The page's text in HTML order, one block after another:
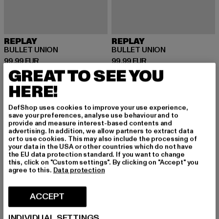
REPLAY
BULLET UNION
99,99 EUR
Ajankohtainen hinta: 99,99 EUR
REPLAY
BULLET UNION
99,99 EUR
Ajankohtainen hinta: 99,99 EUR
UUSI
GREAT TO SEE YOU
HERE!
DefShop uses cookies to improve your use experience,
save your preferences, analyse use behaviour and to
provide and measure interest-based contents and
advertising. In addition, we allow partners to extract data
or to use cookies. This may also include the processing of
your data in the USA or other countries which do not have
the EU data protection standard. If you want to change
this, click on "Custom settings". By clicking on "Accept" you
agree to this. Data protection
ACCEPT